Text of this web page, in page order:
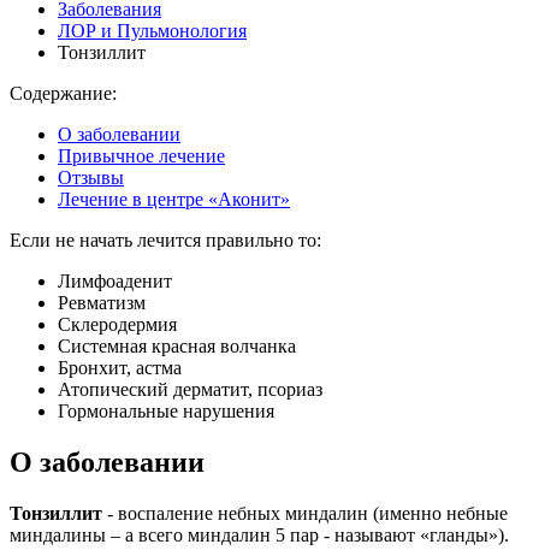
Заболевания
ЛОР и Пульмонология
Тонзиллит
Содержание:
О заболевании
Привычное лечение
Отзывы
Лечение в центре «Аконит»
Если не начать лечится правильно то:
Лимфоаденит
Ревматизм
Склеродермия
Системная красная волчанка
Бронхит, астма
Атопический дерматит, псориаз
Гормональные нарушения
О заболевании
Тонзиллит - воспаление небных миндалин (именно небные
миндалины – а всего миндалин 5 пар - называют «гланды»).